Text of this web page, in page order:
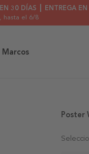
30 DÍAS ┃ ENTREGA
hasta el 6/8
Marcos
Poster